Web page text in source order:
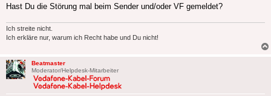
Hast Du die Störung mal beim Sender und/oder VF gemeldet?
Ich streite nicht.
Ich erkläre nur, warum ich Recht habe und Du nicht!
Beatmaster
Moderator/Helpdesk-Mitarbeiter